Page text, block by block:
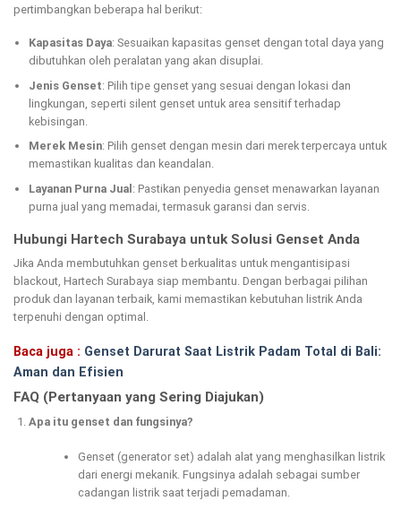
pertimbangkan beberapa hal berikut:
Kapasitas Daya: Sesuaikan kapasitas genset dengan total daya yang
dibutuhkan oleh peralatan yang akan disuplai.
Jenis Genset: Pilih tipe genset yang sesuai dengan lokasi dan
lingkungan, seperti silent genset untuk area sensitif terhadap
kebisingan.
Merek Mesin: Pilih genset dengan mesin dari merek terpercaya untuk
memastikan kualitas dan keandalan.
Layanan Purna Jual : Pastikan penyedia genset menawarkan layanan
purna jual yang memadai, termasuk garansi dan servis.
Hubungi Hartech Surabaya untuk Solusi Genset Anda
Jika Anda membutuhkan genset berkualitas untuk mengantisipasi
blackout, Hartech Surabaya siap membantu. Dengan berbagai pilihan
produk dan layanan terbaik, kami memastikan kebutuhan listrik Anda
terpenuhi dengan optimal.
Baca juga : Genset Darurat Saat Listrik Padam Total di Bali:
Aman dan Efisien
FAQ (Pertanyaan yang Sering Diajukan)
Apa itu genset dan fungsinya?
Genset (generator set) adalah alat yang menghasilkan listrik
dari energi mekanik. Fungsinya adalah sebagai sumber
cadangan listrik saat terjadi pemadaman.